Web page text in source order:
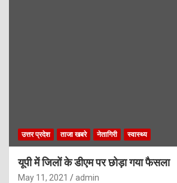
उत्तर प्रदेश ताजा खबरे नेतागिरी स्वास्थ्य
यूपी में जिलों के डीएम पर छोड़ा गया फैसला
May 11, 2021 admin